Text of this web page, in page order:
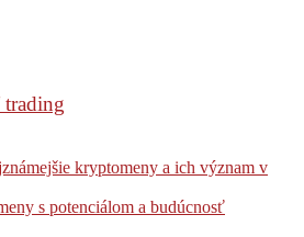
kryptomeny a ich význam v
s potenciálom a budúcnosť